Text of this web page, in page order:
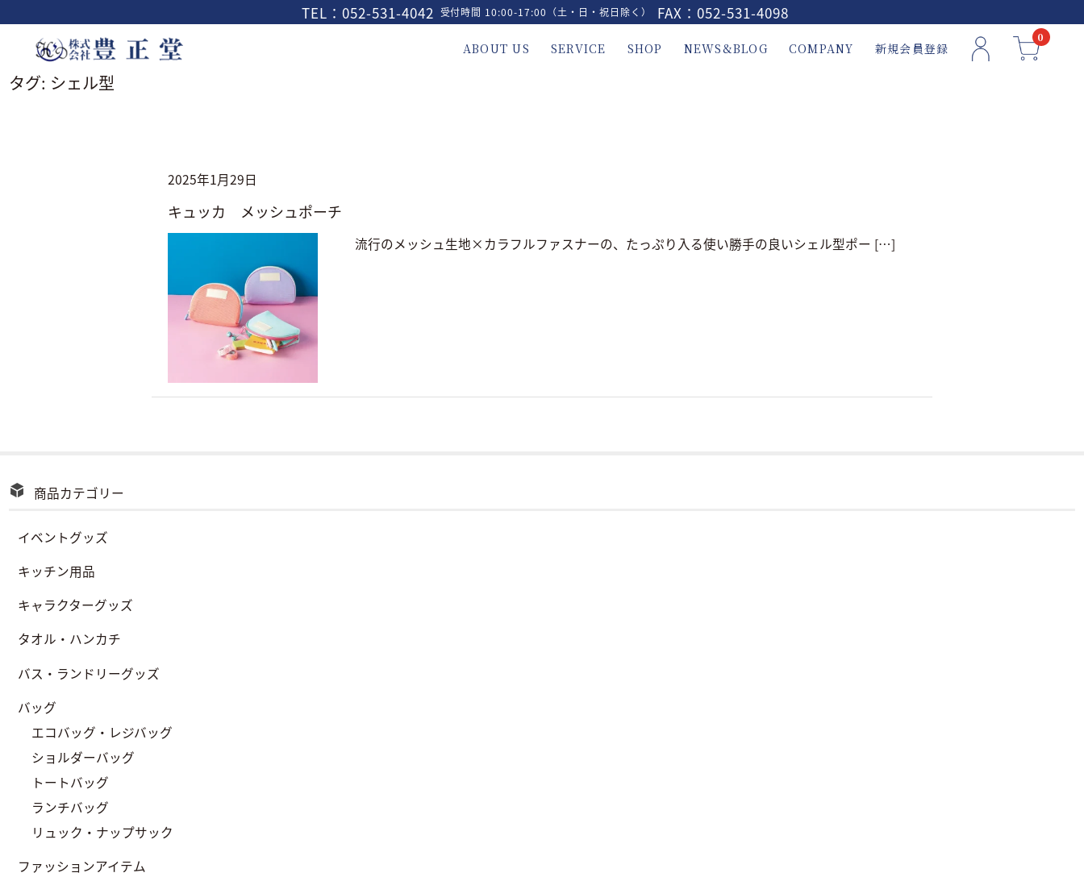
TEL：052-531-4042 受付時間 10:00-17:00（土・日・祝日除く） FAX：052-531-4098
ABOUT US SERVICE SHOP NEWS&BLOG COMPANY 新規会員登録
0
タグ: シェル型
2025年1月29日
キュッカ メッシュポーチ
流行のメッシュ生地×カラフルファスナーの、たっぷり入る使い勝手の良いシェル型ポー […]
商品カテゴリー
イベントグッズ
キッチン用品
キャラクターグッズ
タオル・ハンカチ
バス・ランドリーグッズ
バッグ
エコバッグ・レジバッグ
ショルダーバッグ
トートバッグ
ランチバッグ
リュック・ナップサック
ファッションアイテム